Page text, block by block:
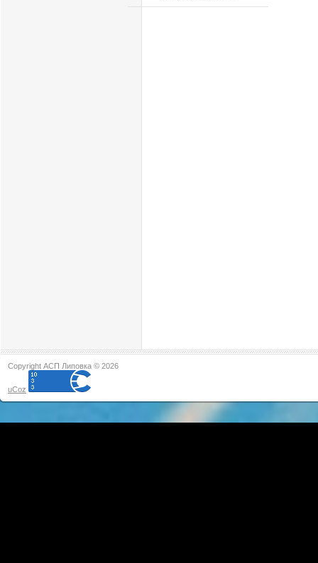
Copyright АСП Липовка © 2026
uCoz